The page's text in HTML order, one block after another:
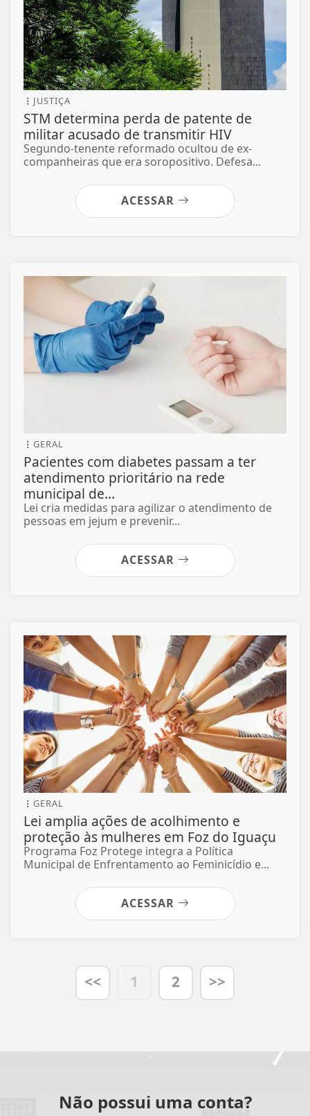
JUSTIÇA
STM determina perda de patente de
militar acusado de transmitir HIV
Segundo-tenente reformado ocultou de ex-
companheiras que era soropositivo. Defesa...
ACESSAR
GERAL
Pacientes com diabetes passam a ter
atendimento prioritário na rede
municipal de...
Lei cria medidas para agilizar o atendimento de
pessoas em jejum e prevenir...
ACESSAR
GERAL
Lei amplia ações de acolhimento e
proteção às mulheres em Foz do Iguaçu
Programa Foz Protege integra a Política
Municipal de Enfrentamento ao Feminicídio e...
ACESSAR
<< 1 2 >>
Não possui uma conta?